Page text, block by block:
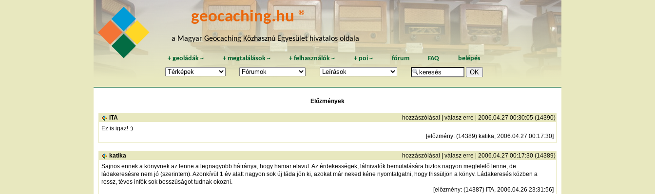
geocaching.hu ®
a Magyar Geocaching Közhasznú Egyesület hivatalos oldala
+geoládák ~ + megtalálások~ +felhasználók ~ + poi~ fórum FAQ belépés
Előzmények
ITA hozzászólásai válasz erre | 2006.04.27 00:30:05 (14390)
Ez is igaz! :)
[előzmény: (14389) katika, 2006.04.27 00:17:30]
katika hozzászólásai válasz erre | 2006.04.27 00:17:30 (14389)
Sajnos ennek a könyvnek az lenne a legnagyobb hátránya, hogy hamar elavul. Az érdekességek, látnivalók bemutatására biztos nagyon megfelelő lenne, de
ládakeresésre nem jó (szerintem). Azonkívül 1 év alatt nagyon sok új láda jön ki, azokat már neked kéne nyomtatgatni, hogy frissüljön a könyv. Ládakeresés közben a
rossz, téves infók sok bosszúságot tudnak okozni.
[előzmény: (14387) ITA, 2006.04.26 23:31:56]